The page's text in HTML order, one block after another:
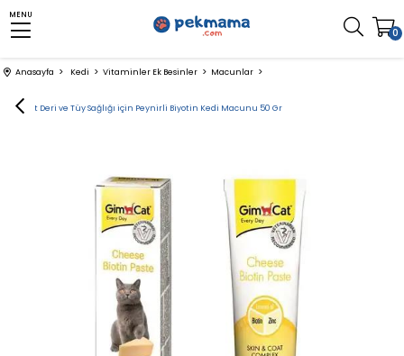
MENU
0
Anasayfa Kedi Vitaminler Ek Besinler Macunlar
GimCat Deri ve Tüy Sağlığı için Peynirli Biyotin Kedi Macunu 50 Gr